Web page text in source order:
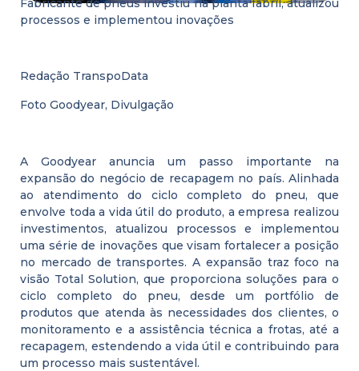
Fabricante de pneus investiu na planta fabril, atualizou
processos e implementou inovações
Redação TranspoData
Foto Goodyear, Divulgação
A Goodyear anuncia um passo importante na
expansão do negócio de recapagem no país. Alinhada
ao atendimento do ciclo completo do pneu, que
envolve toda a vida útil do produto, a empresa realizou
investimentos, atualizou processos e implementou
uma série de inovações que visam fortalecer a posição
no mercado de transportes. A expansão traz foco na
visão Total Solution, que proporciona soluções para o
ciclo completo do pneu, desde um portfólio de
produtos que atenda às necessidades dos clientes, o
monitoramento e a assistência técnica a frotas, até a
recapagem, estendendo a vida útil e contribuindo para
um processo mais sustentável.